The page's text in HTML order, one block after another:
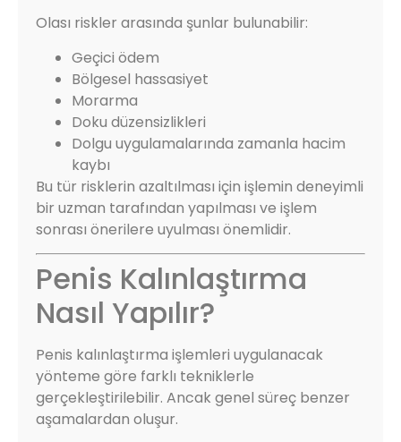
Olası riskler arasında şunlar bulunabilir:
Geçici ödem
Bölgesel hassasiyet
Morarma
Doku düzensizlikleri
Dolgu uygulamalarında zamanla hacim
kaybı
Bu tür risklerin azaltılması için işlemin deneyimli
bir uzman tarafından yapılması ve işlem
sonrası önerilere uyulması önemlidir.
Penis Kalınlaştırma
Nasıl Yapılır?
Penis kalınlaştırma işlemleri uygulanacak
yönteme göre farklı tekniklerle
gerçekleştirilebilir. Ancak genel süreç benzer
aşamalardan oluşur.